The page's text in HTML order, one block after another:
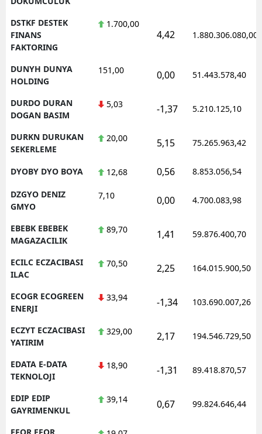
DSTKF DESTEK
FINANS
FAKTORING
1.700,00
4,42 1.880.306.080,00
DUNYH DUNYA
HOLDING
151,00 0,00 51.443.578,40
DURDO DURAN
DOGAN BASIM
5,03 -1,37 5.210.125,10
DURKN DURUKAN
SEKERLEME
20,00 5,15 75.265.963,42
DYOBY DYO BOYA 12,68 0,56 8.853.056,54
DZGYO DENIZ
GMYO
7,10 0,00 4.700.083,98
EBEBK EBEBEK
MAGAZACILIK
89,70 1,41 59.876.400,70
ECILC ECZACIBASI
ILAC
70,50 2,25 164.015.900,50
ECOGR ECOGREEN
ENERJI
33,94 -1,34 103.690.007,26
ECZYT ECZACIBASI
YATIRIM
329,00 2,17 194.546.729,50
EDATA E-DATA
TEKNOLOJI
18,90 -1,31 89.418.870,57
EDIP EDIP
GAYRIMENKUL
39,14 0,67 99.824.646,44